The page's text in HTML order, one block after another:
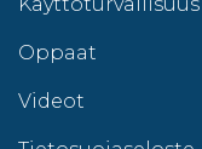
Oppaat
Videot